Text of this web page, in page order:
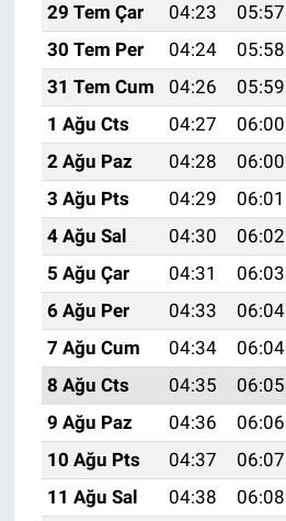
29 Tem Çar
04:23 05:57
30 Tem Per
04:24 05:58
31 Tem Cum
04:26 05:59
1 Ağu Cts
04:27 06:00
2 Ağu Paz
04:28 06:00
3 Ağu Pts
04:29 06:01
4 Ağu Sal
04:30 06:02
5 Ağu Çar
04:31 06:03
6 Ağu Per
04:33 06:04
7 Ağu Cum
04:34 06:04
8 Ağu Cts
04:35 06:05
9 Ağu Paz
04:36 06:06
10 Ağu Pts
04:37 06:07
11 Ağu Sal
04:38 06:08